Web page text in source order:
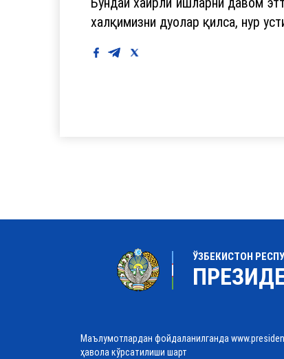
халқимизни дуолар қилса, нур
ЎЗБЕКИСТОН
Маълумотлардан фойдаланилганда
ҳавола кўрсатилиши шарт